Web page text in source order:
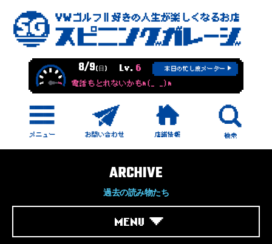
8/9(日) Lv. 6 本日の忙し度メーター
電話もとれないかもm(_ _)m
ARCHIVE
過去の読み物たち
MENU